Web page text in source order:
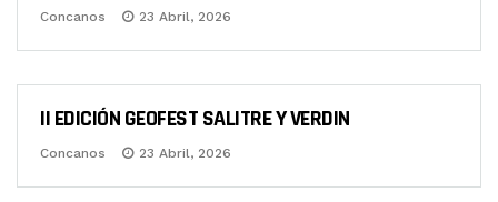
Concanos 23 Abril, 2026
ÚLTIMA HORA
II EDICIÓN GEOFEST SALITRE Y VERDIN
Concanos 23 Abril, 2026